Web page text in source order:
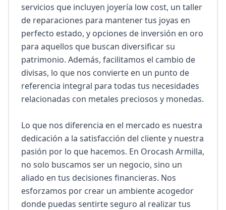
servicios que incluyen joyería low cost, un taller
de reparaciones para mantener tus joyas en
perfecto estado, y opciones de inversión en oro
para aquellos que buscan diversificar su
patrimonio. Además, facilitamos el cambio de
divisas, lo que nos convierte en un punto de
referencia integral para todas tus necesidades
relacionadas con metales preciosos y monedas.
Lo que nos diferencia en el mercado es nuestra
dedicación a la satisfacción del cliente y nuestra
pasión por lo que hacemos. En Orocash Armilla,
no solo buscamos ser un negocio, sino un
aliado en tus decisiones financieras. Nos
esforzamos por crear un ambiente acogedor
donde puedas sentirte seguro al realizar tus